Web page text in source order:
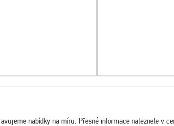
nabídky na míru. Přesné informace naleznete v